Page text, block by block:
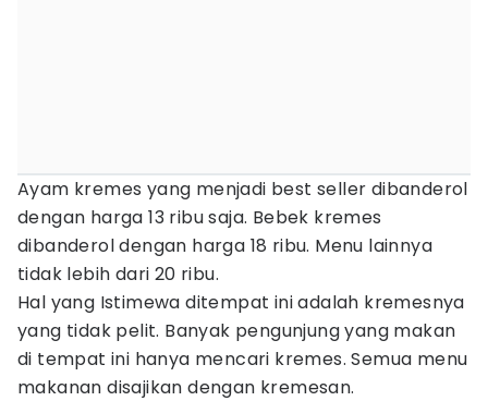
Ayam kremes yang menjadi best seller dibanderol
dengan harga 13 ribu saja. Bebek kremes
dibanderol dengan harga 18 ribu. Menu lainnya
tidak lebih dari 20 ribu.
Hal yang Istimewa ditempat ini adalah kremesnya
yang tidak pelit. Banyak pengunjung yang makan
di tempat ini hanya mencari kremes. Semua menu
makanan disajikan dengan kremesan.